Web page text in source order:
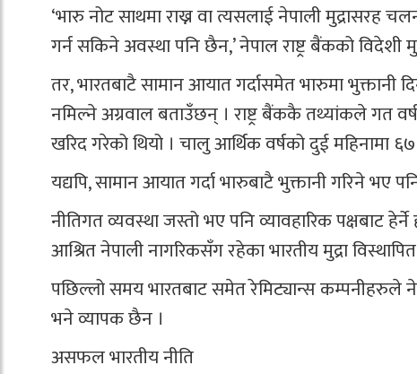
‘भारु नोट साथमा राख्न वा त्यसलाई नेपाली मुद्रासरह
गर्न सकिने अवस्था पनि छैन,’ नेपाल राष्ट्र बैंकको
तर, भारतबाटै सामान आयात गर्दासमेत भारुमा भुक्तानी
नमिल्ने अग्रवाल बताउँछन् । राष्ट्र बैंककै तथ्यांकले गत
खरिद गरेको थियो । चालु आर्थिक वर्षको दुई महिनामा
यद्यपि, सामान आयात गर्दा भारुबाटै भुक्तानी गरिने भए
नीतिगत व्यवस्था जस्तो भए पनि व्यावहारिक पक्षबाट
आश्रित नेपाली नागरिकसँग रहेका भारतीय मुद्रा
पछिल्लो समय भारतबाट समेत रेमिट्यान्स कम्पनीहरुले
भने व्यापक छैन ।
असफल भारतीय नीति